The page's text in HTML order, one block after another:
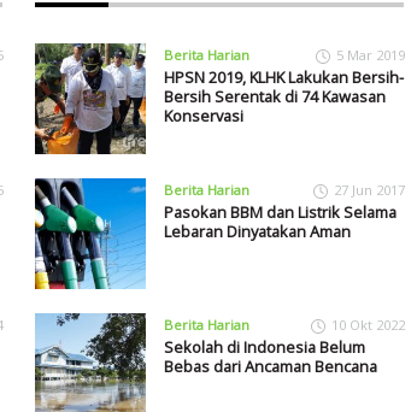
Berita Harian 5 Mar 2019
HPSN 2019, KLHK Lakukan Bersih-
Bersih Serentak di 74 Kawasan
Konservasi
Berita Harian 27 Jun 2017
Pasokan BBM dan Listrik Selama
Lebaran Dinyatakan Aman
Berita Harian 10 Okt 2022
Sekolah di Indonesia Belum
Bebas dari Ancaman Bencana